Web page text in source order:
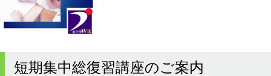
短期集中総復習講座のご案内